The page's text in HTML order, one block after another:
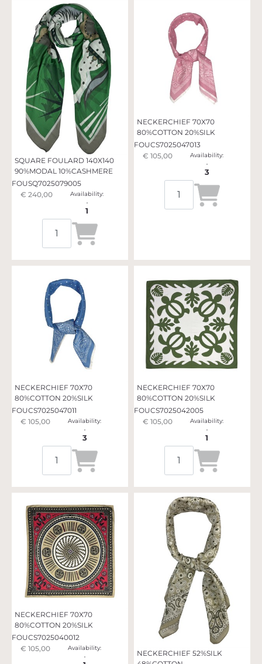
SQUARE FOULARD 140X140
90%MODAL 10%CASHMERE
FOUSQ7025079005
€ 240,00
Availability:
1
Quantità
NECKERCHIEF 70X70
80%COTTON 20%SILK
FOUCS7025047013
€ 105,00
Availability:
3
Quantità
NECKERCHIEF 70X70
80%COTTON 20%SILK
FOUCS7025047011
€ 105,00
Availability:
3
Quantità
NECKERCHIEF 70X70
80%COTTON 20%SILK
FOUCS7025042005
€ 105,00
Availability:
1
Quantità
NECKERCHIEF 70X70
80%COTTON 20%SILK
FOUCS7025040012
€ 105,00
Availability:
NECKERCHIEF 52%SILK